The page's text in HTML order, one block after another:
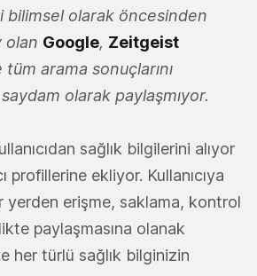
bilimsel olarak öncesinden
olan Google, Zeitgeist
arama sonuçlarını
olarak paylaşmıyor.
sağlık bilgilerini alıyor
profillerine ekliyor. Kullanıcıya
yerden erişme, saklama, kontrol
paylaşmasına olanak
her türlü sağlık bilginizin